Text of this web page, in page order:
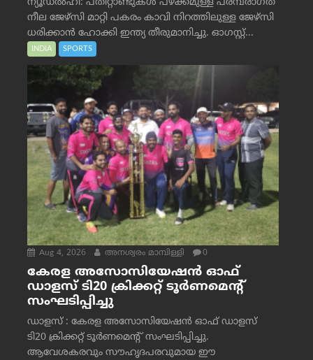
ന്യൂഡൽഹി: പതിറ്റാണ്ടുകൾ പഴക്കമുള്ള പരമ്പരാഗത
നീല ജേഴ്‌സി മാറ്റി പകരം കാവി നിറത്തിലുള്ള ജേഴ്‌സി
ധരിക്കാൻ ഹോക്കി ഇന്ത്യ തീരുമാനിച്ചു. ഓഗസ്റ്റ്...
INDIA SPORTS
Aug 4, 2026 അനശ്വരം മാമ്പിള്ളി 0
കേരള അസോസിയേഷൻ ഓഫ്
ഡാളസ് ടി20 ക്രിക്കറ്റ് ടൂർണമെന്റ്
സംഘടിപ്പിച്ചു
ഡാളസ് : കേരള അസോസിയേഷൻ ഓഫ് ഡാളസ്
ടി20 ക്രിക്കറ്റ് ടൂർണമെന്റ് സംഘടിപ്പിച്ചു.
ആവേശകരവും സൗഹൃദപരവുമായ ഈ